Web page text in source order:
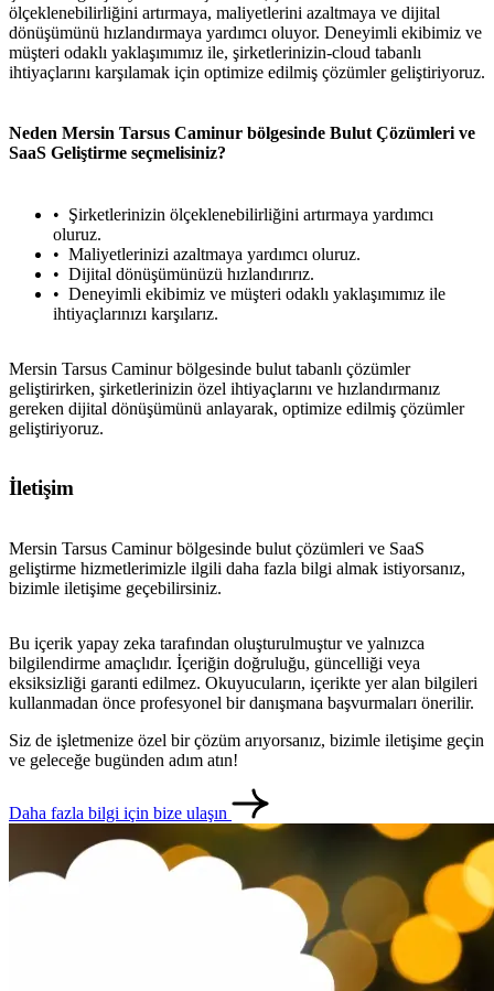
ölçeklenebilirliğini artırmaya, maliyetlerini azaltmaya ve dijital
dönüşümünü hızlandırmaya yardımcı oluyor. Deneyimli ekibimiz ve
müşteri odaklı yaklaşımımız ile, şirketlerinizin-cloud tabanlı
ihtiyaçlarını karşılamak için optimize edilmiş çözümler geliştiriyoruz.
Neden Mersin Tarsus Caminur bölgesinde Bulut Çözümleri ve
SaaS Geliştirme seçmelisiniz?
Şirketlerinizin ölçeklenebilirliğini artırmaya yardımcı
oluruz.
Maliyetlerinizi azaltmaya yardımcı oluruz.
Dijital dönüşümünüzü hızlandırırız.
Deneyimli ekibimiz ve müşteri odaklı yaklaşımımız ile
ihtiyaçlarınızı karşılarız.
Mersin Tarsus Caminur bölgesinde bulut tabanlı çözümler
geliştirirken, şirketlerinizin özel ihtiyaçlarını ve hızlandırmanız
gereken dijital dönüşümünü anlayarak, optimize edilmiş çözümler
geliştiriyoruz.
İletişim
Mersin Tarsus Caminur bölgesinde bulut çözümleri ve SaaS
geliştirme hizmetlerimizle ilgili daha fazla bilgi almak istiyorsanız,
bizimle iletişime geçebilirsiniz.
Bu içerik yapay zeka tarafından oluşturulmuştur ve yalnızca
bilgilendirme amaçlıdır. İçeriğin doğruluğu, güncelliği veya
eksiksizliği garanti edilmez. Okuyucuların, içerikte yer alan bilgileri
kullanmadan önce profesyonel bir danışmana başvurmaları önerilir.
Siz de işletmenize özel bir çözüm arıyorsanız, bizimle iletişime geçin
ve geleceğe bugünden adım atın!
Daha fazla bilgi için bize ulaşın